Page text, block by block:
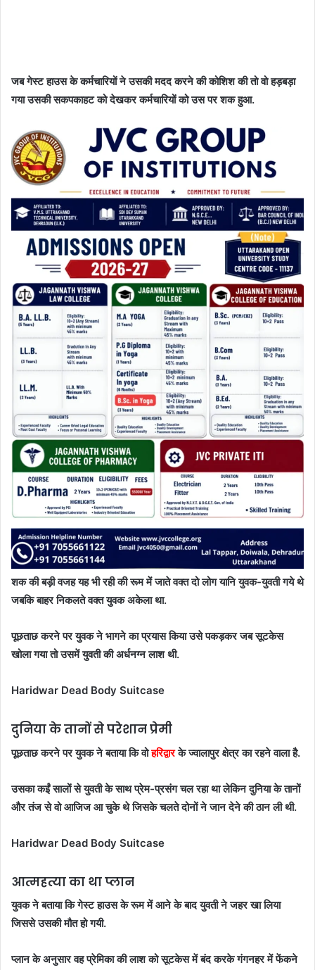
जब गेस्ट हाउस के कर्मचारियों ने उसकी मदद करने की कोशिश की तो वो हड़बड़ा
गया उसकी सकपकाहट को देखकर कर्मचारियों को उस पर शक हुआ.
शक की बड़ी वजह यह भी रही की रूम में जाते वक्त दो लोग यानि युवक-युवती गये थे
जबकि बाहर निकलते वक्त युवक अकेला था.
पूछताछ करने पर युवक ने भागने का प्रयास किया उसे पकड़कर जब सूटकेस
खोला गया तो उसमें युवती की अर्धनग्न लाश थी.
Haridwar Dead Body Suitcase
दुनिया के तानों से परेशान प्रेमी
पूछताछ करने पर युवक ने बताया कि वोहरिद्वारके ज्वालापुर क्षेत्र का रहने वाला है.
उसका कईं सालों से युवती के साथ प्रेम-प्रसंग चल रहा था लेकिन दुनिया के तानों
और तंज से वो आजिज आ चुके थे जिसके चलते दोनों ने जान देने की ठान ली थी.
Haridwar Dead Body Suitcase
आत्महत्या का था प्लान
युवक ने बताया कि गेस्ट हाउस के रूम में आने के बाद युवती ने जहर खा लिया
जिससे उसकी मौत हो गयी.
प्लान के अनुसार वह प्रेमिका की लाश को सूटकेस में बंद करके गंगनहर में फेंकने